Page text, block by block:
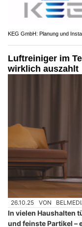
KEG GmbH: Planung und
Luftreiniger im
wirklich auszahlt
26.10.25 VON
In vielen Haushalten
und feinste Partikel –